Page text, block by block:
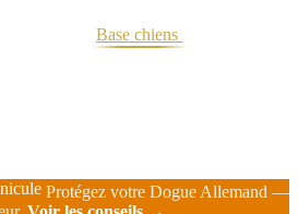
Base chiens
Protégez votre Dogue Allemand —